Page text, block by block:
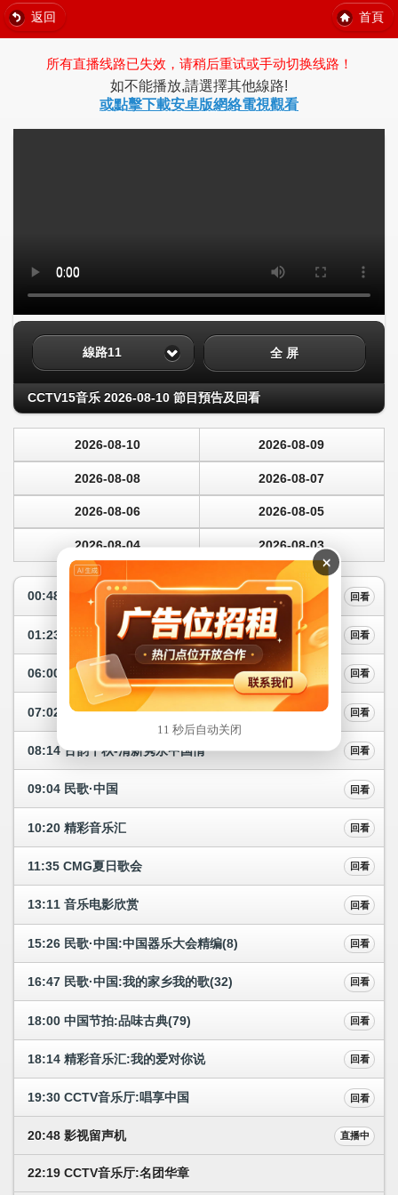
返回 首頁
所有直播线路已失效，请稍后重试或手动切换线路！
如不能播放,請選擇其他線路!
或點擊下載安卓版網絡電視觀看
線路11 全 屏
CCTV15音乐 2026-08-10 節目預告及回看
2026-08-10 2026-08-09
2026-08-08 2026-08-07
2026-08-06 2026-08-05
2026-08-04 2026-08-03
00:48 风华国乐 回看
01:23 闭台 回看
06:00 精彩音乐汇 回看
07:02 合唱先锋 回看
08:14 古韵千秋-清新隽永中国情 回看
09:04 民歌·中国 回看
10:20 精彩音乐汇 回看
11:35 CMG夏日歌会 回看
13:11 音乐电影欣赏 回看
15:26 民歌·中国:中国器乐大会精编(8) 回看
16:47 民歌·中国:我的家乡我的歌(32) 回看
18:00 中国节拍:品味古典(79) 回看
18:14 精彩音乐汇:我的爱对你说 回看
19:30 CCTV音乐厅:唱享中国 回看
20:48 影视留声机 直播中
22:19 CCTV音乐厅:名团华章
×
11 秒后自动关闭